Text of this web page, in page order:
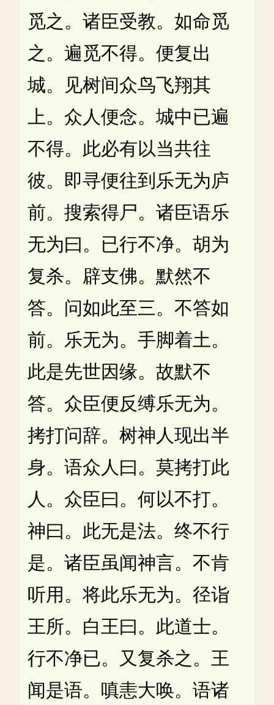
觅之。诸臣受教。如命觅
之。遍觅不得。便复出
城。见树间众鸟飞翔其
上。众人便念。城中已遍
不得。此必有以当共往
彼。即寻便往到乐无为庐
前。搜索得尸。诸臣语乐
无为曰。已行不净。胡为
复杀。辟支佛。默然不
答。问如此至三。不答如
前。乐无为。手脚着土。
此是先世因缘。故默不
答。众臣便反缚乐无为。
拷打问辞。树神人现出半
身。语众人曰。莫拷打此
人。众臣曰。何以不打。
神曰。此无是法。终不行
是。诸臣虽闻神言。不肯
听用。将此乐无为。径诣
王所。白王曰。此道士。
行不净已。又复杀之。王
闻是语。嗔恚大唤。语诸